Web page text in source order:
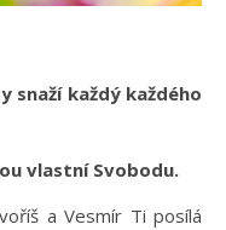
každý každého
vlastní Svobodu.
a Vesmír Ti posílá